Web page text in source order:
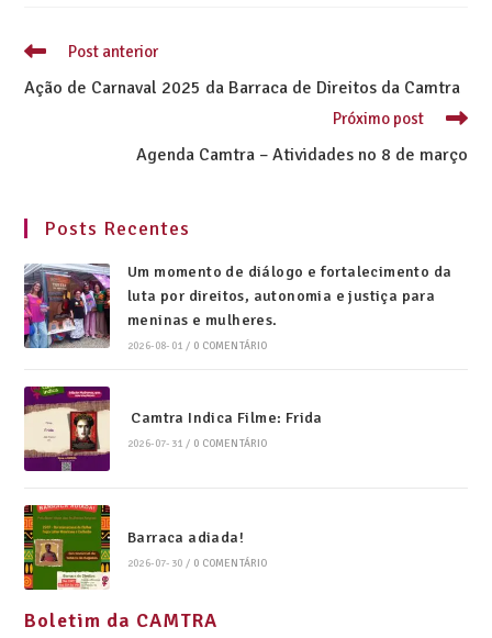
Post anterior
Ação de Carnaval 2025 da Barraca de Direitos da Camtra
Próximo post
Agenda Camtra – Atividades no 8 de março
Posts Recentes
Um momento de diálogo e fortalecimento da
luta por direitos, autonomia e justiça para
meninas e mulheres.
2026-08-01 / 0 COMENTÁRIO
Camtra Indica Filme: Frida
2026-07-31 / 0 COMENTÁRIO
Barraca adiada!
2026-07-30 / 0 COMENTÁRIO
Boletim da CAMTRA